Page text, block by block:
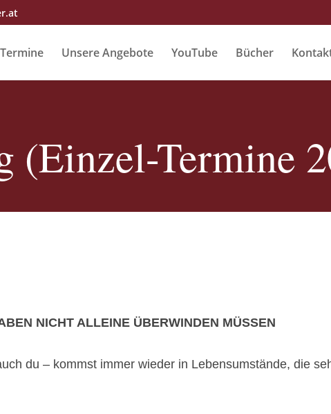
Termine Unsere Angebote YouTube Bücher
(Einzel-Termine
NICHT ALLEINE ÜBERWINDEN MÜSSEN
du – kommst immer wieder in Lebensumstände, die